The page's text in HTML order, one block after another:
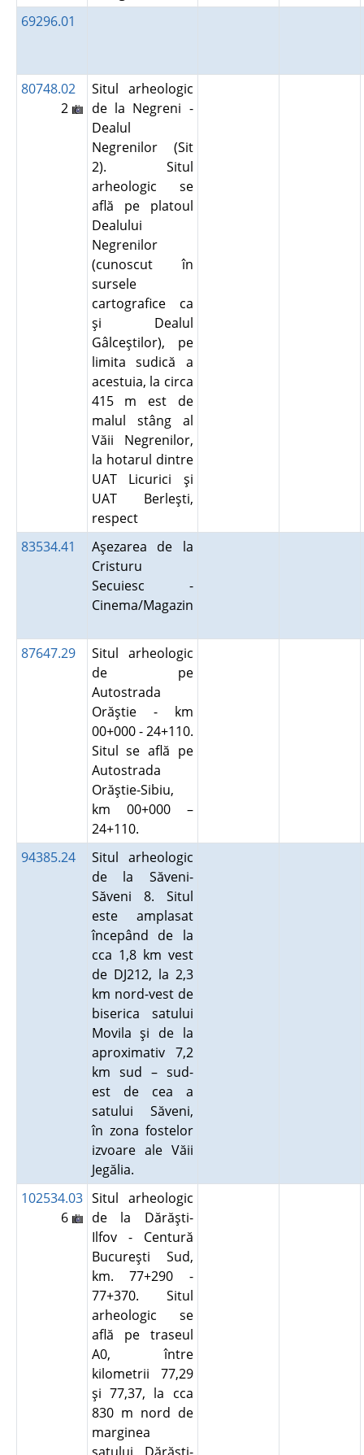
69296.01
80748.02
2
Situl arheologic
de la Negreni -
Dealul
Negrenilor (Sit
2). Situl
arheologic se
află pe platoul
Dealului
Negrenilor
(cunoscut în
sursele
cartografice ca
şi Dealul
Gâlceştilor), pe
limita sudică a
acestuia, la circa
415 m est de
malul stâng al
Văii Negrenilor,
la hotarul dintre
UAT Licurici şi
UAT Berleşti,
respect
83534.41
Aşezarea de la
Cristuru
Secuiesc -
Cinema/Magazin
87647.29
Situl arheologic
de pe
Autostrada
Orăştie - km
00+000 - 24+110.
Situl se află pe
Autostrada
Orăştie-Sibiu,
km 00+000 –
24+110.
94385.24
Situl arheologic
de la Săveni-
Săveni 8. Situl
este amplasat
începând de la
cca 1,8 km vest
de DJ212, la 2,3
km nord-vest de
biserica satului
Movila şi de la
aproximativ 7,2
km sud – sud-
est de cea a
satului Săveni,
în zona fostelor
izvoare ale Văii
Jegălia.
102534.03
6
Situl arheologic
de la Dărăşti-
Ilfov - Centură
Bucureşti Sud,
km. 77+290 -
77+370. Situl
arheologic se
află pe traseul
A0, între
kilometrii 77,29
şi 77,37, la cca
830 m nord de
marginea